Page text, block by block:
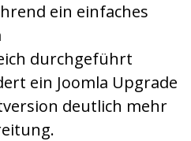
ein einfaches
durchgeführt
ein Joomla Upgrade
deutlich mehr